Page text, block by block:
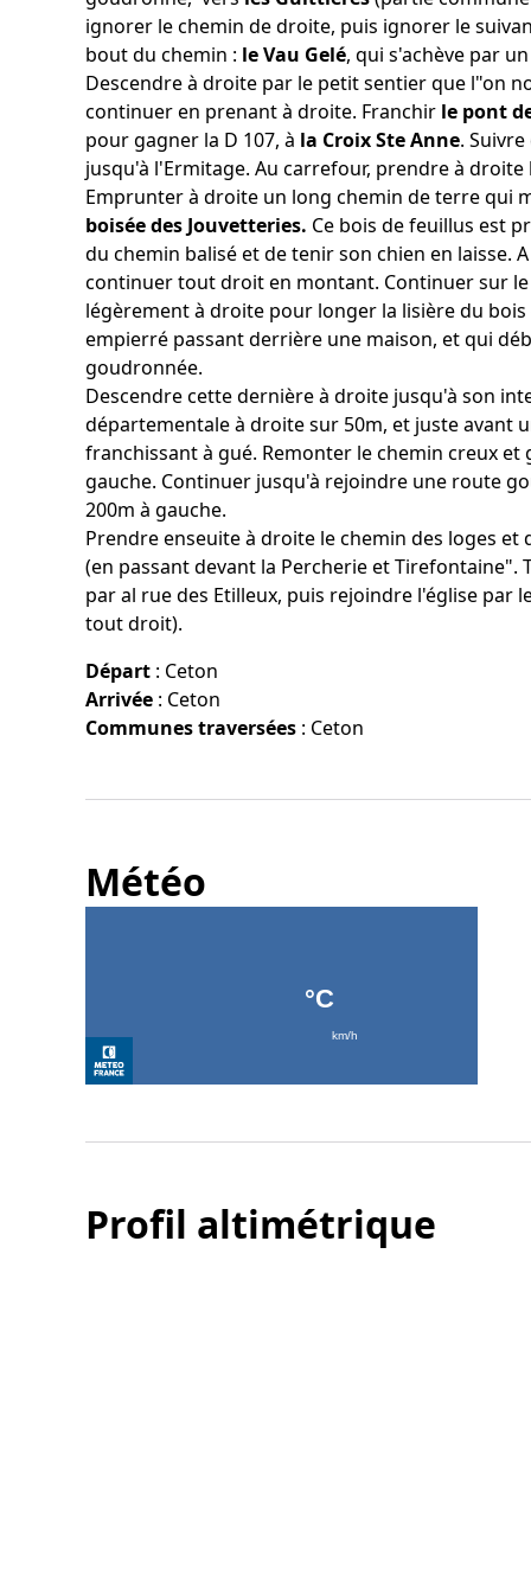
prison avant d’être reprise avec une telle
jours plus tard. Son corps fut brûlé en place
ignorer le chemin de droite, puis ignorer le
bout du chemin : le Vau Gelé, qui s'achève par un
Descendre à droite par le petit sentier que l"on
continuer en prenant à droite. Franchir le pont
pour gagner la D 107, à la Croix Ste Anne.
jusqu'à l'Ermitage. Au carrefour, prendre à
Emprunter à droite un long chemin de terre qui
boisée des Jouvetteries. Ce bois de feuillus est
du chemin balisé et de tenir son chien en laisse.
continuer tout droit en montant. Continuer sur
légèrement à droite pour longer la lisière du
empierré passant derrière une maison, et qui
goudronnée.
Descendre cette dernière à droite jusqu'à son
départementale à droite sur 50m, et juste avant
franchissant à gué. Remonter le chemin creux et
gauche. Continuer jusqu'à rejoindre une route
200m à gauche.
Prendre enseuite à droite le chemin des loges et
(en passant devant la Percherie et
par al rue des Etilleux, puis rejoindre l'église par
tout droit).
Départ : Ceton
Arrivée : Ceton
Communes traversées : Ceton
Météo
Profil altimétrique